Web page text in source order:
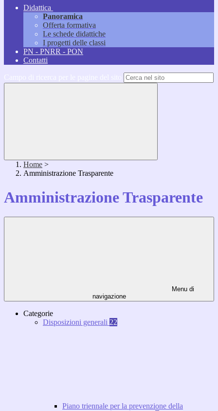
Didattica
Panoramica
Offerta formativa
Le schede didattiche
I progetti delle classi
PN - PNRR - PON
Contatti
Home >
Amministrazione Trasparente
Amministrazione Trasparente
Menu di
navigazione
Categorie
Disposizioni generali 22
Piano triennale per la prevenzione della